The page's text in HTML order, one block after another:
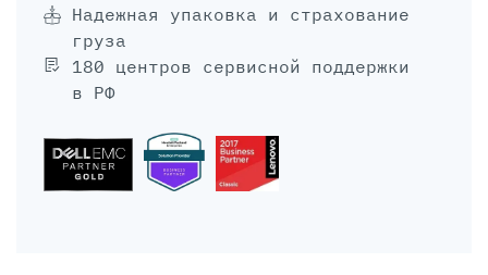
Надежная упаковка и страхование
груза
180 центров сервисной поддержки
в РФ